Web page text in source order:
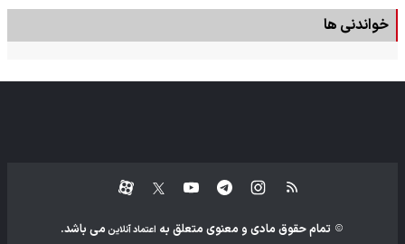
خواندنی ها
تمام حقوق مادی و معنوی متعلق به اعتماد آنلاین می باشد.